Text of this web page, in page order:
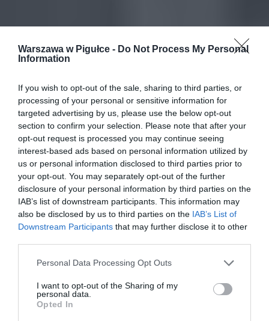
Warszawa w Pigułce - Do Not Process My Personal
Information
If you wish to opt-out of the sale, sharing to third parties, or
processing of your personal or sensitive information for
targeted advertising by us, please use the below opt-out
section to confirm your selection. Please note that after your
opt-out request is processed you may continue seeing
interest-based ads based on personal information utilized by
us or personal information disclosed to third parties prior to
your opt-out. You may separately opt-out of the further
disclosure of your personal information by third parties on the
IAB’s list of downstream participants. This information may
also be disclosed by us to third parties on the IAB’s List of
Downstream Participants that may further disclose it to other
Personal Data Processing Opt Outs
I want to opt-out of the Sharing of my
personal data.
Opted In